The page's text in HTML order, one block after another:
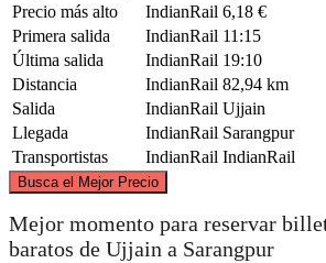
Precio más alto
IndianRail 6,18 €
Primera salida
IndianRail 11:15
Última salida
IndianRail 19:10
Distancia
IndianRail 82,94 km
Salida
IndianRail Ujjain
Llegada
IndianRail Sarangpur
Transportistas
IndianRail IndianRail
Busca el Mejor Precio
©CARTO
Mejor momento para reservar
baratos de Ujjain a Sarangpur